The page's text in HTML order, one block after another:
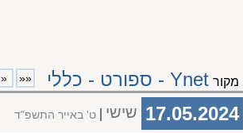
מקור Ynet - ספורט - כללי ««
«
17.05.2024 שישי ט' באייר התשפ"ד